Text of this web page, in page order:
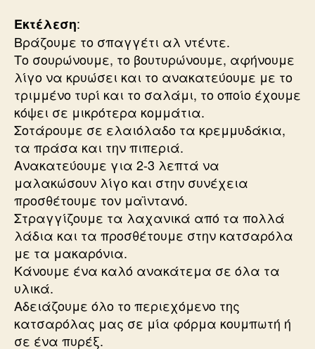
Εκτέλεση:
Βράζουμε το σπαγγέτι αλ ντέντε.
Το σουρώνουμε, το βουτυρώνουμε, αφήνουμε
λίγο να κρυώσει και το ανακατεύουμε με το
τριμμένο τυρί και το σαλάμι, το οποίο έχουμε
κόψει σε μικρότερα κομμάτια.
Σοτάρουμε σε ελαιόλαδο τα κρεμμυδάκια,
τα πράσα και την πιπεριά.
Ανακατεύουμε για 2-3 λεπτά να
μαλακώσουν λίγο και στην συνέχεια
προσθέτουμε τον μαϊντανό.
Στραγγίζουμε τα λαχανικά από τα πολλά
λάδια και τα προσθέτουμε στην κατσαρόλα
με τα μακαρόνια.
Κάνουμε ένα καλό ανακάτεμα σε όλα τα
υλικά.
Αδειάζουμε όλο το περιεχόμενο της
κατσαρόλας μας σε μία φόρμα κουμπωτή ή
σε ένα πυρέξ.